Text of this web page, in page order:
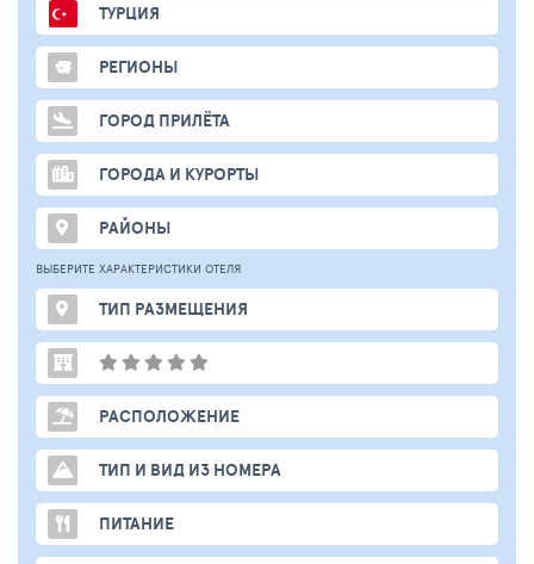
ТУРЦИЯ
РЕГИОНЫ
ГОРОД ПРИЛЁТА
ГОРОДА И КУРОРТЫ
РАЙОНЫ
ВЫБЕРИТЕ ХАРАКТЕРИСТИКИ ОТЕЛЯ
ТИП РАЗМЕЩЕНИЯ
РАСПОЛОЖЕНИЕ
ТИП И ВИД ИЗ НОМЕРА
ПИТАНИЕ